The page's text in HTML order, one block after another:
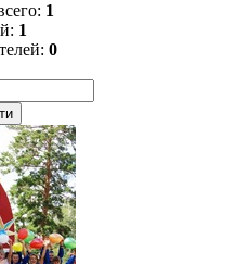
1
1
0